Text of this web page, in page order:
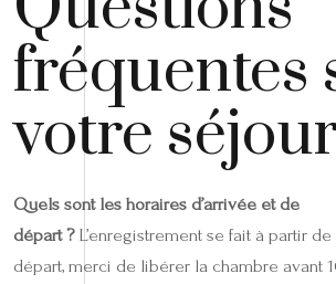
fréquentes
votre
Quels sont les horaires d’arrivée et de
départ ?L’enregistrement se fait à partir de
départ, merci de libérer la chambre avant